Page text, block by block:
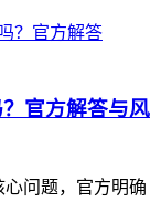
官方解答与风
心问题，官方明确